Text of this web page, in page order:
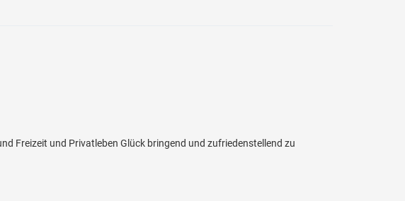
Freizeit und Privatleben Glück bringend und zufriedenstellend zu